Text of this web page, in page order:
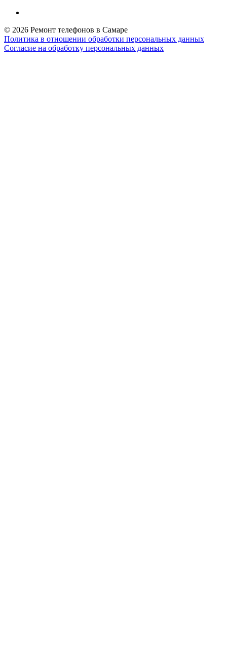
© 2026 Ремонт телефонов в Самаре
Политика в отношении обработки персональных данных
Согласие на обработку персональных данных